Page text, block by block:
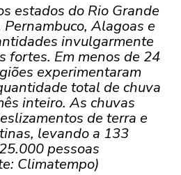
estados do Rio Grande
Alagoas e
invulgarmente
fortes. Em menos de 24
experimentaram
total de chuva
inteiro. As chuvas
de terra e
levando a 133
pessoas
Climatempo)